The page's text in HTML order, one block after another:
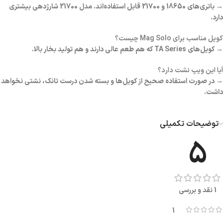
→ باتری‌های 18650 و 21700 قابل استفاده‌اند. مدل 21700 شارژدهی بیشتری
دارد.
کویل مناسب برای Mag Solo چیست؟
→ کویل‌های TA Series که هم طعم عالی دارند و هم تولید بخار بالا.
آیا این ویپ نشت دارد؟
→ در صورت استفاده صحیح از کویل‌ها و بسته شدن درست تانک، نشتی نخواهد
داشت.
توضیحات تکمیلی
5
1 نقد و بررسی
1